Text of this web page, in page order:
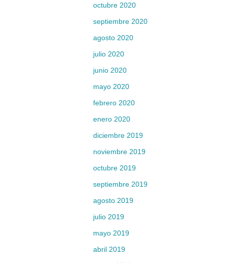
octubre 2020
septiembre 2020
agosto 2020
julio 2020
junio 2020
mayo 2020
febrero 2020
enero 2020
diciembre 2019
noviembre 2019
octubre 2019
septiembre 2019
agosto 2019
julio 2019
mayo 2019
abril 2019